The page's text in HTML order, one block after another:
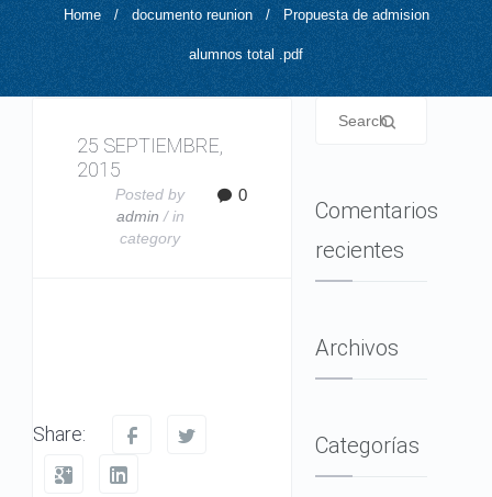
Home / documento reunion / Propuesta de admision
alumnos total .pdf
25 SEPTIEMBRE,
2015
Posted by
admin / in
category
0
Share:
Comentarios
recientes
Archivos
Categorías